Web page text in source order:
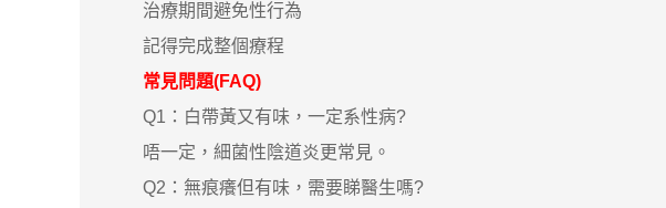
治療期間避免性行為
記得完成整個療程
常見問題(FAQ)
Q1：白帶黃又有味，一定系性病?
唔一定，細菌性陰道炎更常見。
Q2：無痕癢但有味，需要睇醫生嗎?